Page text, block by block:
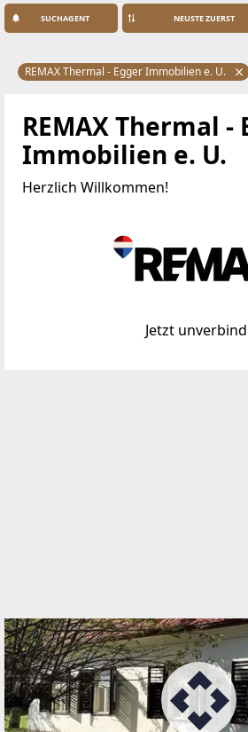
SUCHAGENT
REMAX Thermal - Egger Immobilien e. U.
REMAX Thermal -
Immobilien e. U.
Herzlich Willkommen!
Jetzt